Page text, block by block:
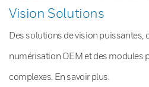
Vision Solutions
Des solutions de vision puissantes,
numérisation OEM et des modules
complexes. En savoir plus.